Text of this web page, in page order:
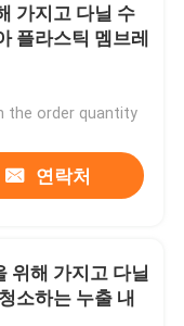
가지고 다닐 수
플라스틱 멤브레
the order quantity
연락처
위해 가지고 다닐
소하는 누출 내